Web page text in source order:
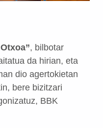
, bilbotar
da hirian, eta
dio agertokietan
bere bizitzari
BBK